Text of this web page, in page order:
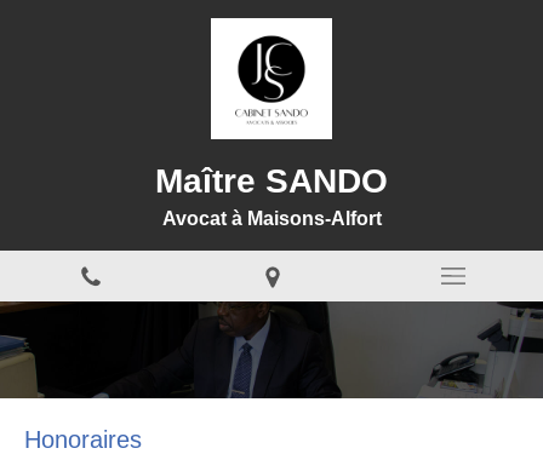
Maître SANDO
Avocat à Maisons-Alfort
Honoraires